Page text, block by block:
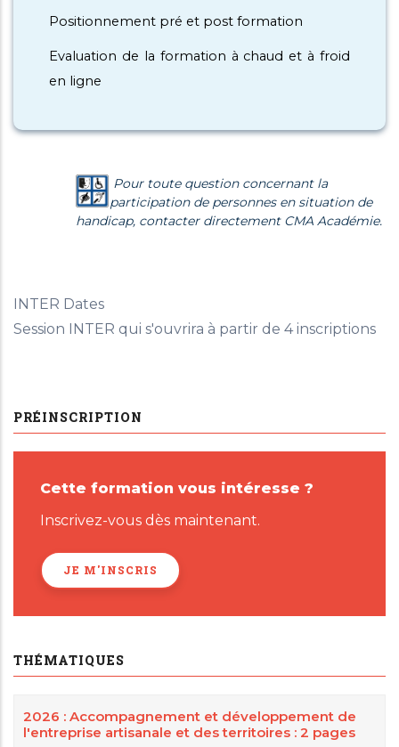
Positionnement pré et post formation
Evaluation de la formation à chaud et à froid
en ligne
Pour toute question concernant la
participation de personnes en situation de
handicap, contacter directement CMA Académie.
INTER Dates
Session INTER qui s'ouvrira à partir de 4 inscriptions
PRÉINSCRIPTION
Cette formation vous intéresse ?
Inscrivez-vous dès maintenant.
JE M'INSCRIS
THÉMATIQUES
2026 : Accompagnement et développement de
l'entreprise artisanale et des territoires : 2 pages